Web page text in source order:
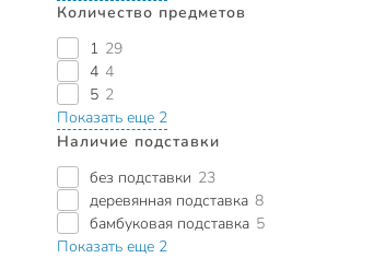
Количество предметов
1 29
4 4
5 2
Показать еще 2
Наличие подставки
без подставки 23
деревянная подставка 8
бамбуковая подставка 5
Показать еще 2